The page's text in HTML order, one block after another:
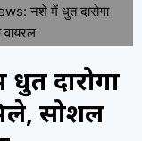
नशे में धुत दारोगा
वायरल
दारोगा
सोशल